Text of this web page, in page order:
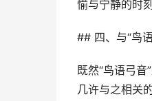
愉与宁静的时
## 四、与“鸟
既然“鸟语弓
几许与之相关